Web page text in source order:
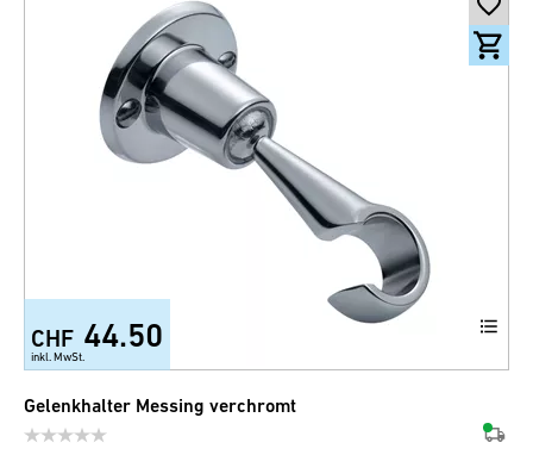
CHF 44.50
inkl. MwSt.
Gelenkhalter Messing verchromt